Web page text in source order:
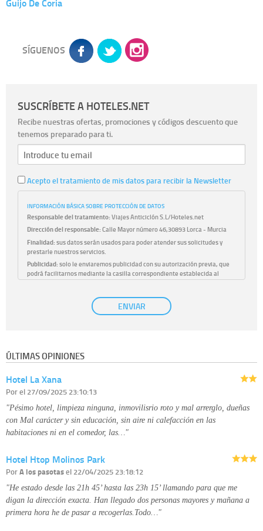
Guijo De Coria
SÍGUENOS
SUSCRÍBETE A HOTELES.NET
Recibe nuestras ofertas, promociones y códigos descuento que
tenemos preparado para ti.
Acepto el tratamiento de mis datos para recibir la Newsletter
INFORMACIÓN BÁSICA SOBRE PROTECCIÓN DE DATOS
Responsable del tratamiento:Viajes Anticiclón S.L/Hoteles.net
Dirección del responsable:Calle Mayor número 46,30893 Lorca - Murcia
Finalidad:sus datos serán usados para poder atender sus solicitudes y
prestarle nuestros servicios.
Publicidad:solo le enviaremos publicidad con su autorización previa, que
podrá facilitarnos mediante la casilla correspondiente establecida al
efecto.
únicamente trataremos sus datos con su consentimiento
previo, que podrá facilitarnos mediante la casilla correspondiente
Derechos:tiene derecho a saber qué información tenemos sobre usted,
disponible en nuestra página web.
Información complementaria:
ENVIAR
ÚLTIMAS OPINIONES
Hotel La Xana
Porel 27/09/2025 23:10:13
"Pésimo hotel, limpieza ninguna, inmovilisrio roto y mal arrerglo, dueñas
con Mal carácter y sin educación, sin aire ni calefacción en las
habitaciones ni en el comedor, las…"
Hotel Htop Molinos Park
PorA los pasotasel 22/04/2025 23:18:12
"He estado desde las 21h 45’ hasta las 23h 15’ llamando para que me
digan la dirección exacta. Han llegado dos personas mayores y mañana a
primera hora he de pasar a recogerlas.Todo…"